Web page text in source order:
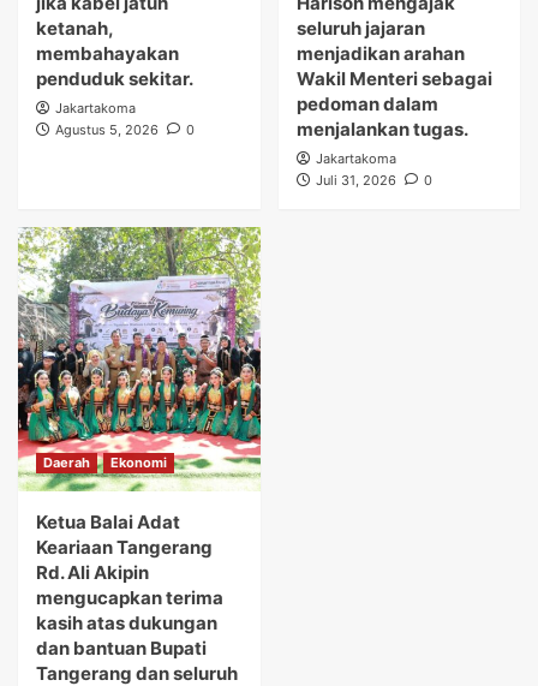
ketanah,
membahayakan
penduduk sekitar.
Jakartakoma
Agustus 5, 2026
0
seluruh jajaran
menjadikan arahan
Wakil Menteri sebagai
pedoman dalam
menjalankan tugas.
Jakartakoma
Juli 31, 2026
0
Daerah Ekonomi
Ketua Balai Adat
Keariaan Tangerang
Rd. Ali Akipin
mengucapkan terima
kasih atas dukungan
dan bantuan Bupati
Tangerang dan seluruh